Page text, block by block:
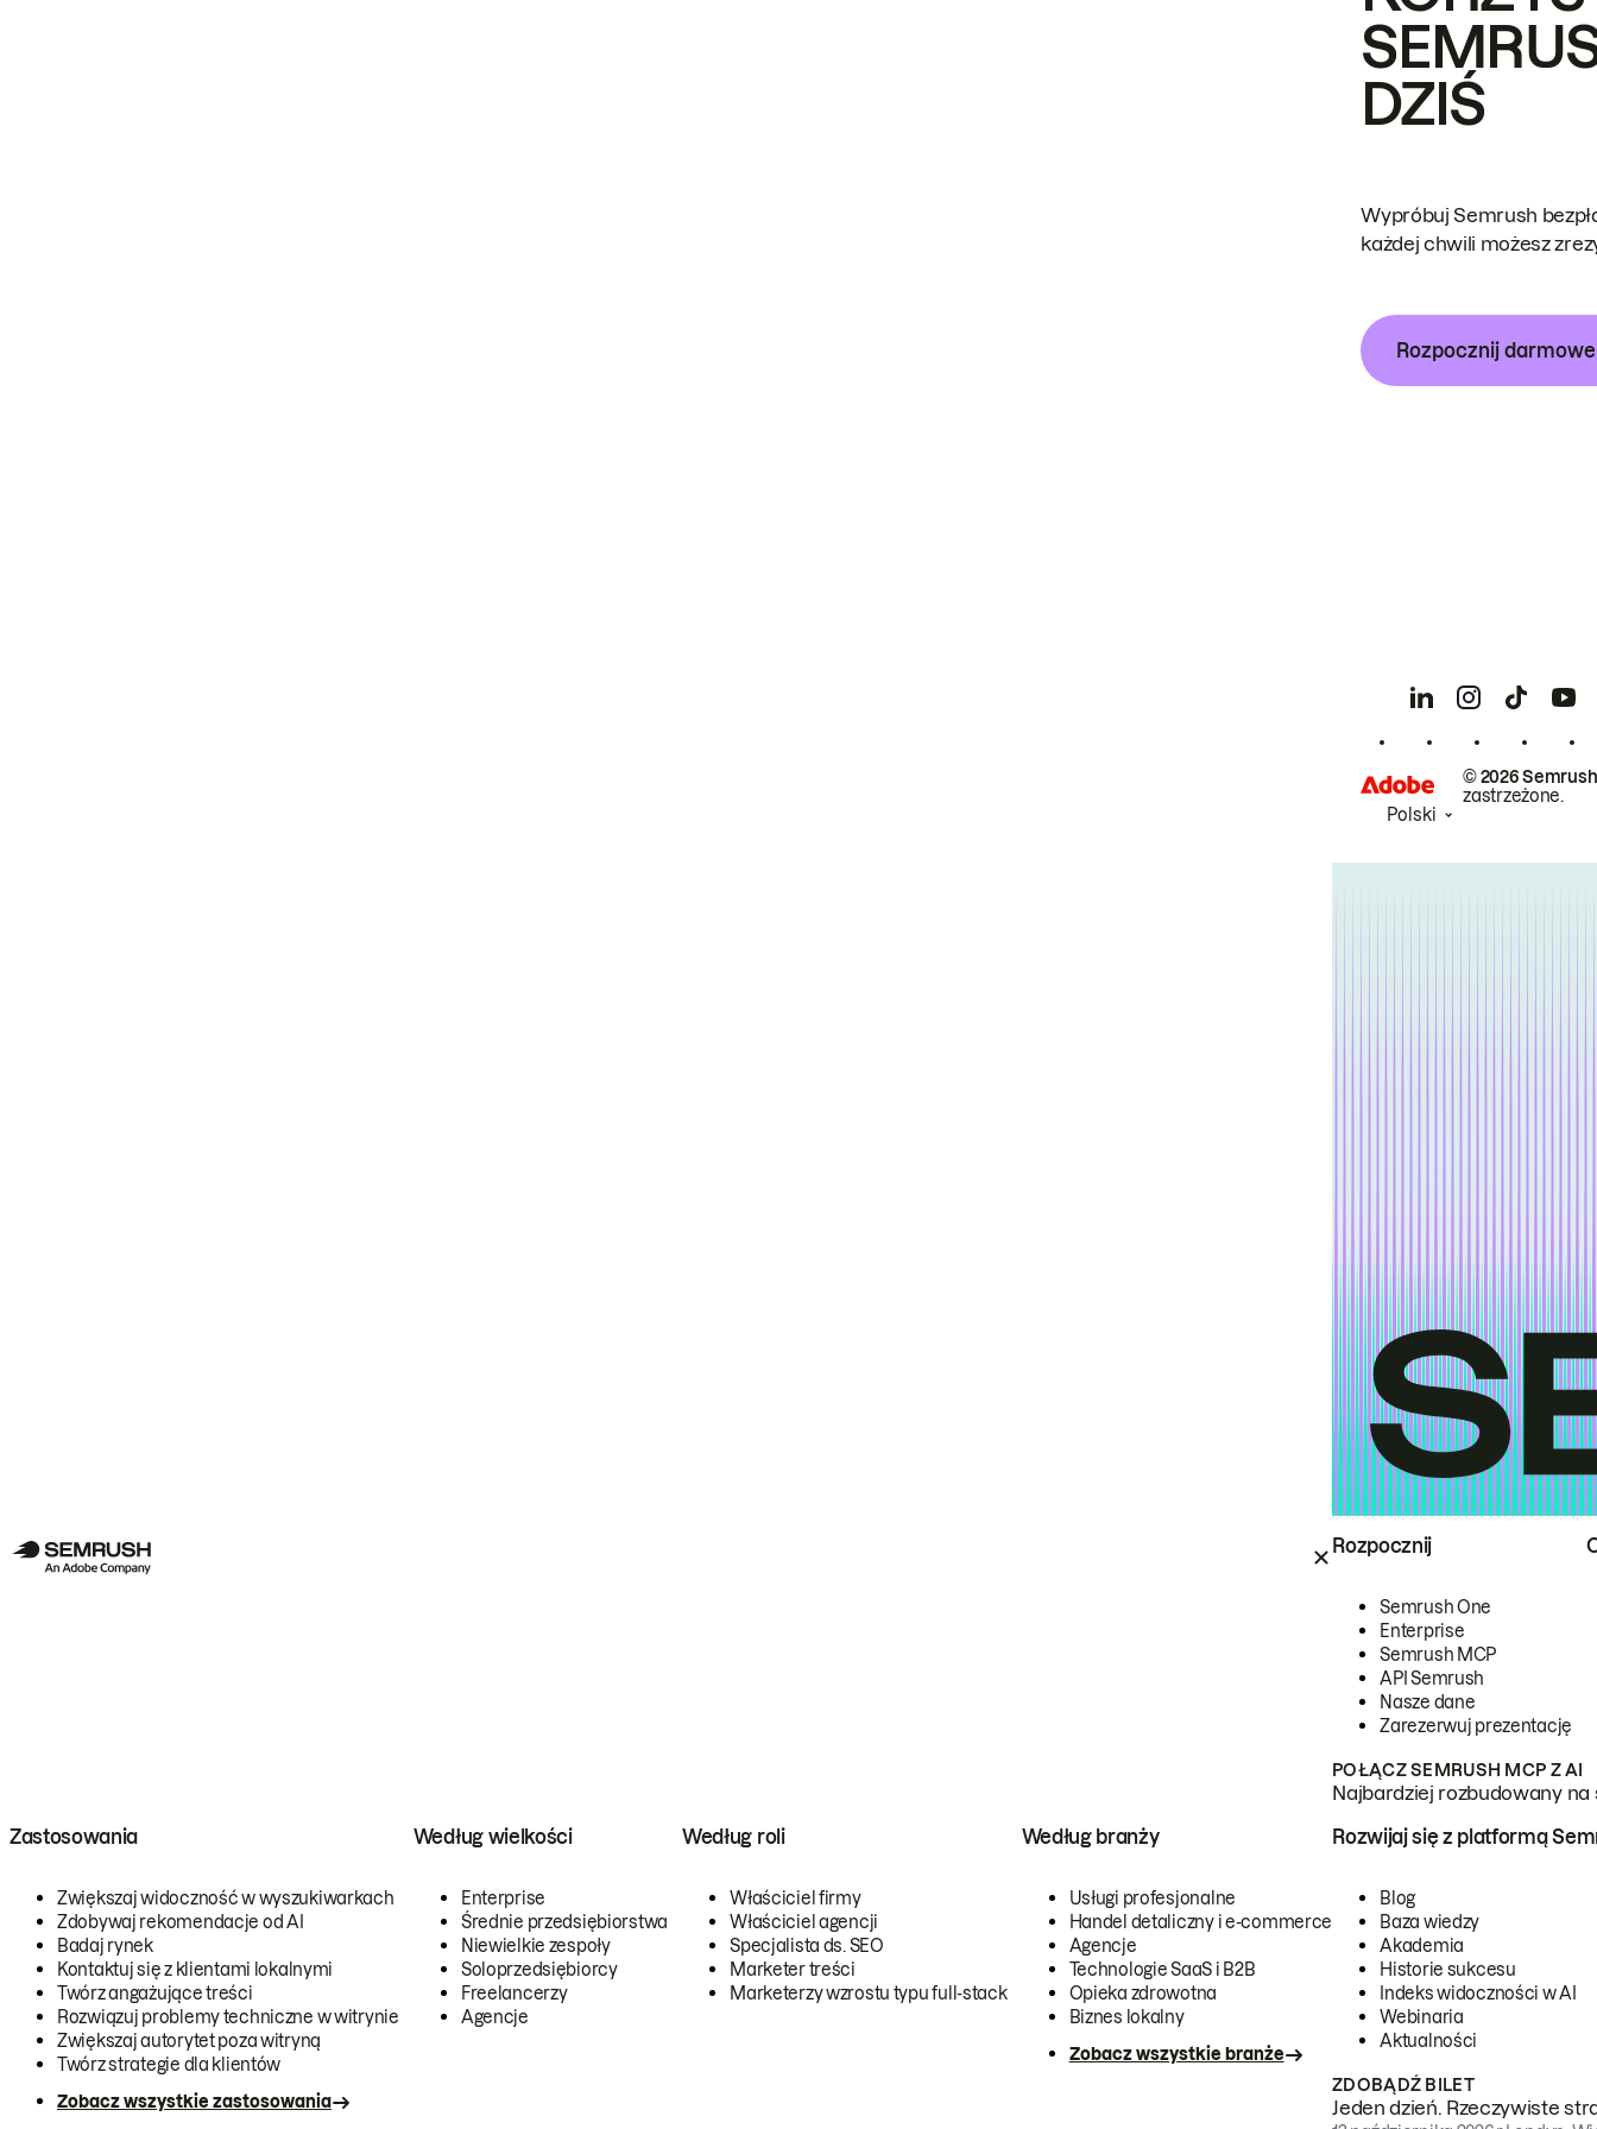
Rozpocznij
Semrush One
Enterprise
Semrush MCP
API Semrush
Nasze dane
Zarezerwuj prezentację
POŁĄCZ SEMRUSH MCP Z AI
Najbardziej rozbudowany
Zastosowania
Zwiększaj widoczność w wyszukiwarkach
Zdobywaj rekomendacje od AI
Badaj rynek
Kontaktuj się z klientami lokalnymi
Twórz angażujące treści
Rozwiązuj problemy techniczne w witrynie
Zwiększaj autorytet poza witryną
Twórz strategie dla klientów
Zobacz wszystkie zastosowania
Według wielkości
Enterprise
Średnie przedsiębiorstwa
Niewielkie zespoły
Soloprzedsiębiorcy
Freelancerzy
Agencje
Według roli
Właściciel firmy
Właściciel agencji
Specjalista ds. SEO
Marketer treści
Marketerzy wzrostu typu full-stack
Według branży
Usługi profesjonalne
Handel detaliczny i e-commerce
Agencje
Technologie SaaS i B2B
Opieka zdrowotna
Biznes lokalny
Zobacz wszystkie branże
Rozwijaj się z platformą
Blog
Baza wiedzy
Akademia
Historie sukcesu
Indeks widoczności w AI
Webinaria
Aktualności
ZDOBĄDŹ BILET
Jeden dzień. Rzeczywiste
DZIŚ
Wypróbuj Semrush
każdej chwili możesz
Rozpocznij
© 2026
zastrzeżone.
Polski